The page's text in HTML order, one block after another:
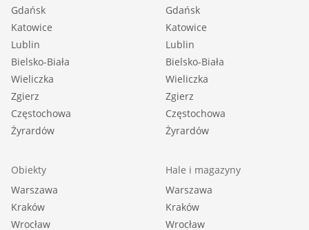
Gdańsk
Katowice
Lublin
Bielsko-Biała
Wieliczka
Zgierz
Częstochowa
Żyrardów
Gdańsk
Katowice
Lublin
Bielsko-Biała
Wieliczka
Zgierz
Częstochowa
Żyrardów
Obiekty
Warszawa
Kraków
Wrocław
Hale i magazyny
Warszawa
Kraków
Wrocław